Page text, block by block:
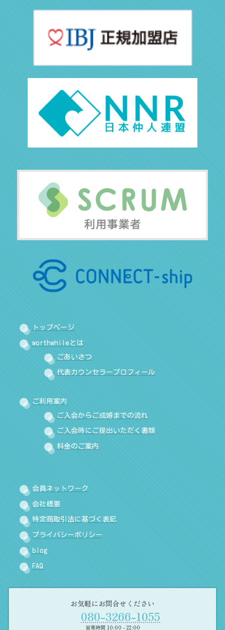
トップページ
worthwhileとは
ごあいさつ
代表カウンセラープロフィール
ご利用案内
ご入会からご成婚までの流れ
ご入会時にご提出いただく書類
料金のご案内
会員ネットワーク
会社概要
特定商取引法に基づく表記
プライバシーポリシー
blog
FAQ
お気軽にお問合せください
080-3266-1055
営業時間 10:00 - 22:00